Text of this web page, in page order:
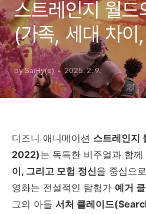
스트레인지 월드
(가족, 세대 차
by SaiHy(e) 2025. 2. 9.
디즈니 애니메이션 스트레인지
2022)는 독특한 비주얼과 함께
이, 그리고 모험 정신을 중심으
영화는 전설적인 탐험가 예거
그의 아들 서처 클레이드